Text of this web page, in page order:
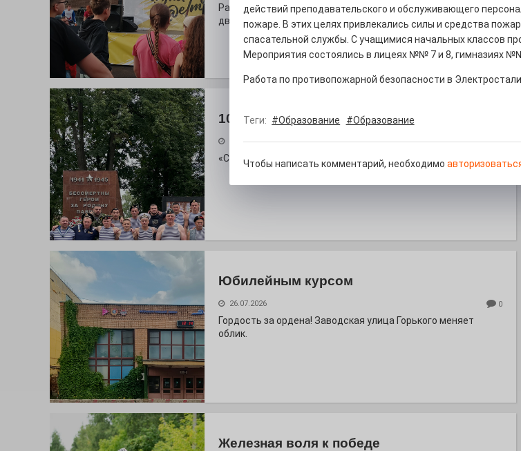
Радость в квадрате! На этой неделе электростальцев
дважды порадует проект «Районы-кварталы».
100 футов под килем!
26.07.2026 0
«С ними дядька Черномор»
Юбилейным курсом
26.07.2026 0
Гордость за ордена! Заводская улица Горького меняет
облик.
Железная воля к победе
действий преподавательского и обслуживающего
пожаре. В этих целях привлекались силы и средства
спасательной службы. С учащимися начальных классов
Мероприятия состоялись в лицеях №№ 7 и 8, гимназиях
Работа по противопожарной безопасности в
Теги: #Образование #Образование
Чтобы написать комментарий, необходимо